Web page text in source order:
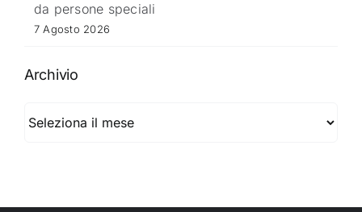
da persone speciali
7 Agosto 2026
Archivio